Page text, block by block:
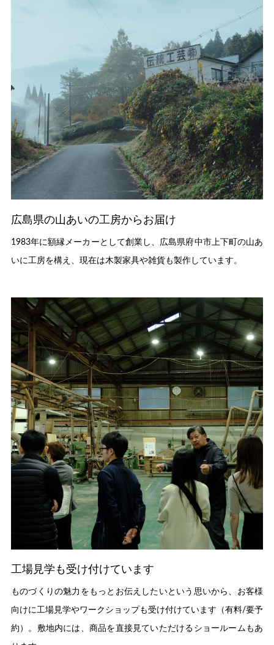
広島県の山あいの工房からお届け
1983年に額縁メーカーとして創業し、広島県府中市上下町の山あ
いに工房を構え、現在は木製家具や雑貨も製作しています。
工場見学も受け付けています
ものづくりの魅力をもっとお伝えしたいという思いから、お客様
向けに工場見学やワークショップも受け付けています（有料/要予
約）。敷地内には、商品を直接見ていただけるショールームもあ